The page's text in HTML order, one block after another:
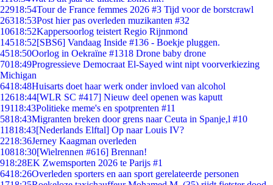
22918:54Tour de France femmes 2026 #3 Tijd voor de borstcrawl
26318:53Post hier pas overleden muzikanten #32
10618:52Kappersoorlog teistert Regio Rijnmond
14518:52[SBS6] Vandaag Inside #136 - Boekje pluggen.
4518:50Oorlog in Oekraïne #1318 Drone baby drone
7018:49Progressieve Democraat El-Sayed wint nipt voorverkiezing
Michigan
6418:48Huisarts doet haar werk onder invloed van alcohol
12618:44[WLR SC #417] Nieuw deel openen was kaputt
19118:43Politieke meme's en spotprenten #11
5818:43Migranten breken door grens naar Ceuta in Spanje,l #10
11818:43[Nederlands Elftal] Op naar Louis IV?
2218:36Jerney Kaagman overleden
10818:30[Wielrennen #616] Brennan!
918:28EK Zwemsporten 2026 te Parijs #1
6418:26Overleden sporters en aan sport gerelateerde personen